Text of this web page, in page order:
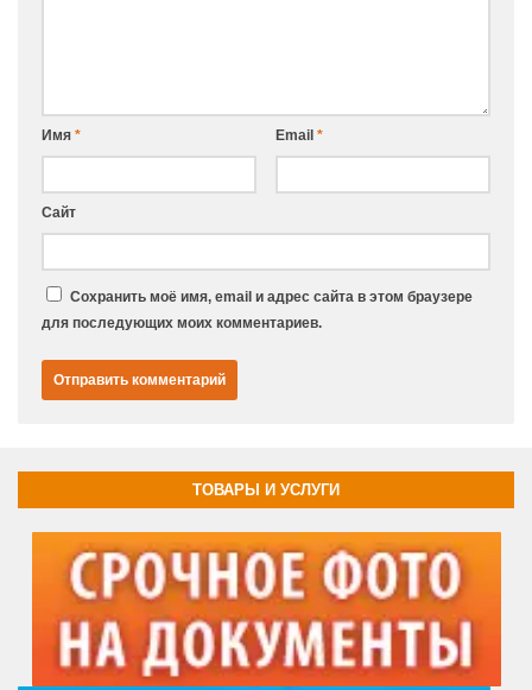
Имя * Email *
Сайт
Сохранить моё имя, email и адрес сайта в этом браузере
для последующих моих комментариев.
ТОВАРЫ И УСЛУГИ